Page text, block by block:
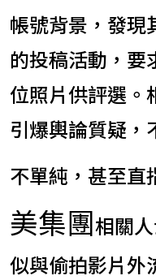
帳號背景，發現
的投稿活動，要
位照片供評選。
引爆輿論質疑，
不單純，甚至直
美集團相關
似與偷拍影片外